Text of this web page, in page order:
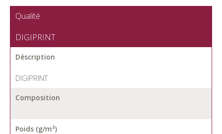
Qualité
DIGIPRINT
Déscription
DIGIPRINT
Composition
Poids (g/m²)